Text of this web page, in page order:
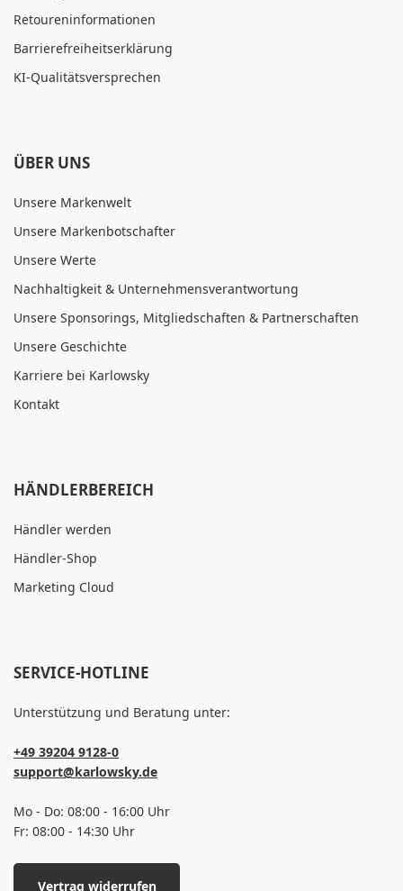
Retoureninformationen
Barrierefreiheitserklärung
KI-Qualitätsversprechen
ÜBER UNS
Unsere Markenwelt
Unsere Markenbotschafter
Unsere Werte
Nachhaltigkeit & Unternehmensverantwortung
Unsere Sponsorings, Mitgliedschaften & Partnerschaften
Unsere Geschichte
Karriere bei Karlowsky
Kontakt
HÄNDLERBEREICH
Händler werden
Händler-Shop
Marketing Cloud
SERVICE-HOTLINE
Unterstützung und Beratung unter:
+49 39204 9128-0
support@karlowsky.de
Mo - Do: 08:00 - 16:00 Uhr
Fr: 08:00 - 14:30 Uhr
Vertrag widerrufen